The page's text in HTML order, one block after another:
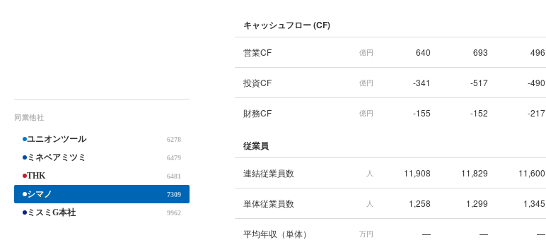
同業他社
ユニオンツール 6278
ミネベアミツミ 6479
THK 6481
シマノ 7309
ミスミG本社 9962
キャッシュフロー (CF)
営業CF 億円 640 693 496
投資CF 億円 -341 -517 -490
財務CF 億円 -155 -152 -217
従業員
連結従業員数 人 11,908 11,829 11,600
単体従業員数 人 1,258 1,299 1,345
平均年収（単体） 万円 — — —